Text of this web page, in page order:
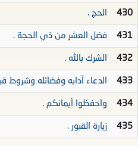
430 الحج .
431 فضل العشر من ذي الحجة .
432 الشرك بالله .
433 الدعاء آدابه وفضائله وشروط
434 واحفظوا أيمانكم .
435 زيارة القبور .